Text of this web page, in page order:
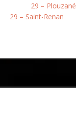
29 – Plouzané
29 – Saint-Renan